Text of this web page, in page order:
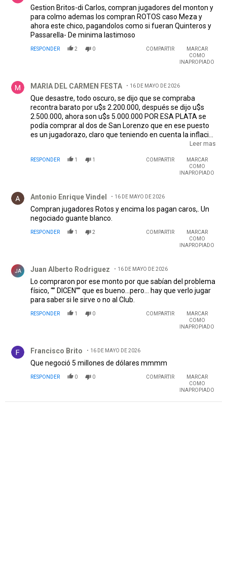
Gestion Britos-di Carlos, compran jugadores del monton y
para colmo ademas los compran ROTOS caso Meza y
ahora este chico, pagandolos como si fueran Quinteros y
Passarella- De minima lastimoso
RESPONDER 2 0 COMPARTIR
MARCAR
COMO
INAPROPIADO
MARIA DEL CARMEN FESTA 16 DE MAYO DE 2026
Que desastre, todo oscuro, se dijo que se compraba
recontra barato por u$s 2.200.000, después se dijo u$s
2.500.000, ahora son u$s 5.000.000 POR ESA PLATA se
podía comprar al dos de San Lorenzo que en ese puesto
es un jugadorazo, claro que teniendo en cuenta la inflación
dirigencial nos dirían que el precio fue de u$s 10.000.000-
TODO EN CONTRA DE RIVER, pero el socio la voto dejando
de lado muchas mejores propuestas. La gestión anterior y
que tenemos la peor de los últimos 40 años. Los que van a
la cancha no tienen que pedir que se vayan los jugadores,
TIENEN QUE PEDIR QUE SE VAYAN LOS DIRIGENTES. FIN
Leer mas
RESPONDER 1 1 COMPARTIR
MARCAR
COMO
INAPROPIADO
Antonio Enrique Vindel 16 DE MAYO DE 2026
Compran jugadores Rotos y encima los pagan caros,. Un
negociado guante blanco.
RESPONDER 1 2 COMPARTIR
MARCAR
COMO
INAPROPIADO
JA Juan Alberto Rodriguez 16 DE MAYO DE 2026
Lo compraron por ese monto por que sabían del problema
físico, “” DICEN”” que es bueno…pero… hay que verlo jugar
para saber si le sirve o no al Club.
RESPONDER 1 0 COMPARTIR
MARCAR
COMO
INAPROPIADO
Francisco Brito 16 DE MAYO DE 2026
Que negoció 5 millones de dólares mmmm
RESPONDER 0 0 COMPARTIR
MARCAR
COMO
INAPROPIADO